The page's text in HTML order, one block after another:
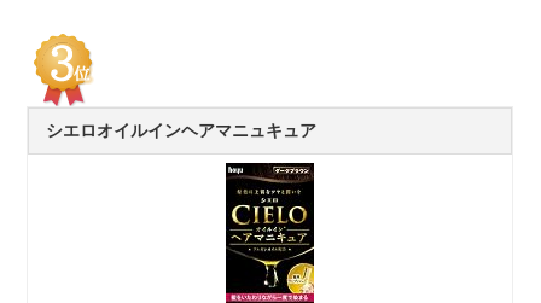
シエロオイルインヘアマニュキュア